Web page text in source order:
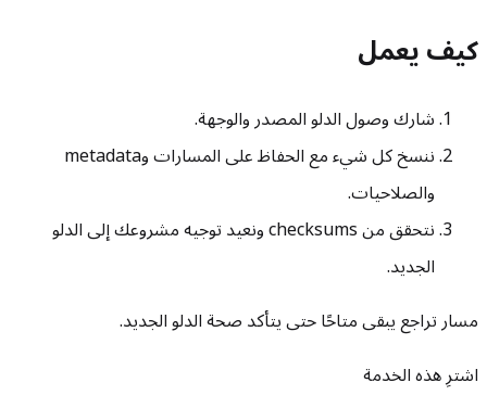
كيف يعمل
شارك وصول الدلو المصدر والوجهة.
ننسخ كل شيء مع الحفاظ على المسارات وmetadata
والصلاحيات.
نتحقق من checksums ونعيد توجيه مشروعك إلى الدلو
الجديد.
مسار تراجع يبقى متاحًا حتى يتأكد صحة الدلو الجديد.
اشترِ هذه الخدمة